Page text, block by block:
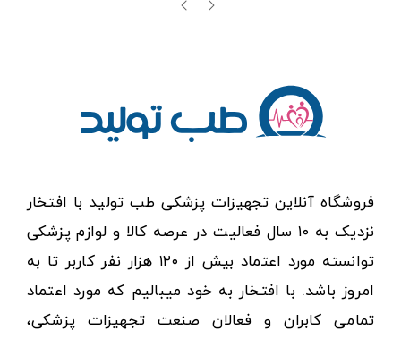
فروشگاه آنلاین تجهیزات پزشکی طب تولید با افتخار
نزدیک به ۱۰ سال فعالیت در عرصه کالا و لوازم پزشکی
توانسته مورد اعتماد بیش از ۱۲۰ هزار نفر کاربر تا به
امروز باشد. با افتخار به خود میبالیم که مورد اعتماد
تمامی کابران و فعالان صنعت تجهیزات پزشکی،